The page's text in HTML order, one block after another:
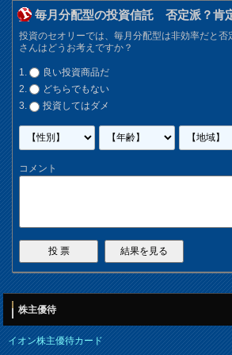
毎月分配型の投資信託 否定派？肯
投資のセオリーでは、毎月分配型は非効率だと否
さんはどうお考えですか？
良い投資商品だ
どちらでもない
投資してはダメ
コメント
株主優待
イオン株主優待カード